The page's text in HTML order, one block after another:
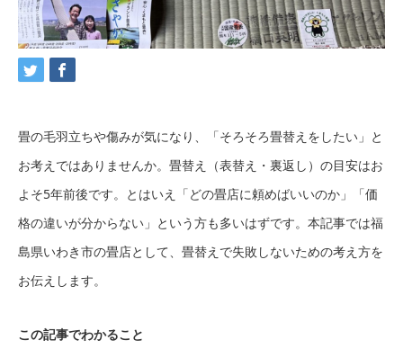
畳の毛羽立ちや傷みが気になり、「そろそろ畳替えをしたい」と
お考えではありませんか。畳替え（表替え・裏返し）の目安はお
よそ5年前後です。とはいえ「どの畳店に頼めばいいのか」「価
格の違いが分からない」という方も多いはずです。本記事では福
島県いわき市の畳店として、畳替えで失敗しないための考え方を
お伝えします。
この記事でわかること